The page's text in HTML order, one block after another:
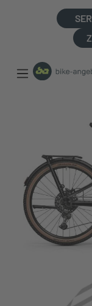
Bildergalerie